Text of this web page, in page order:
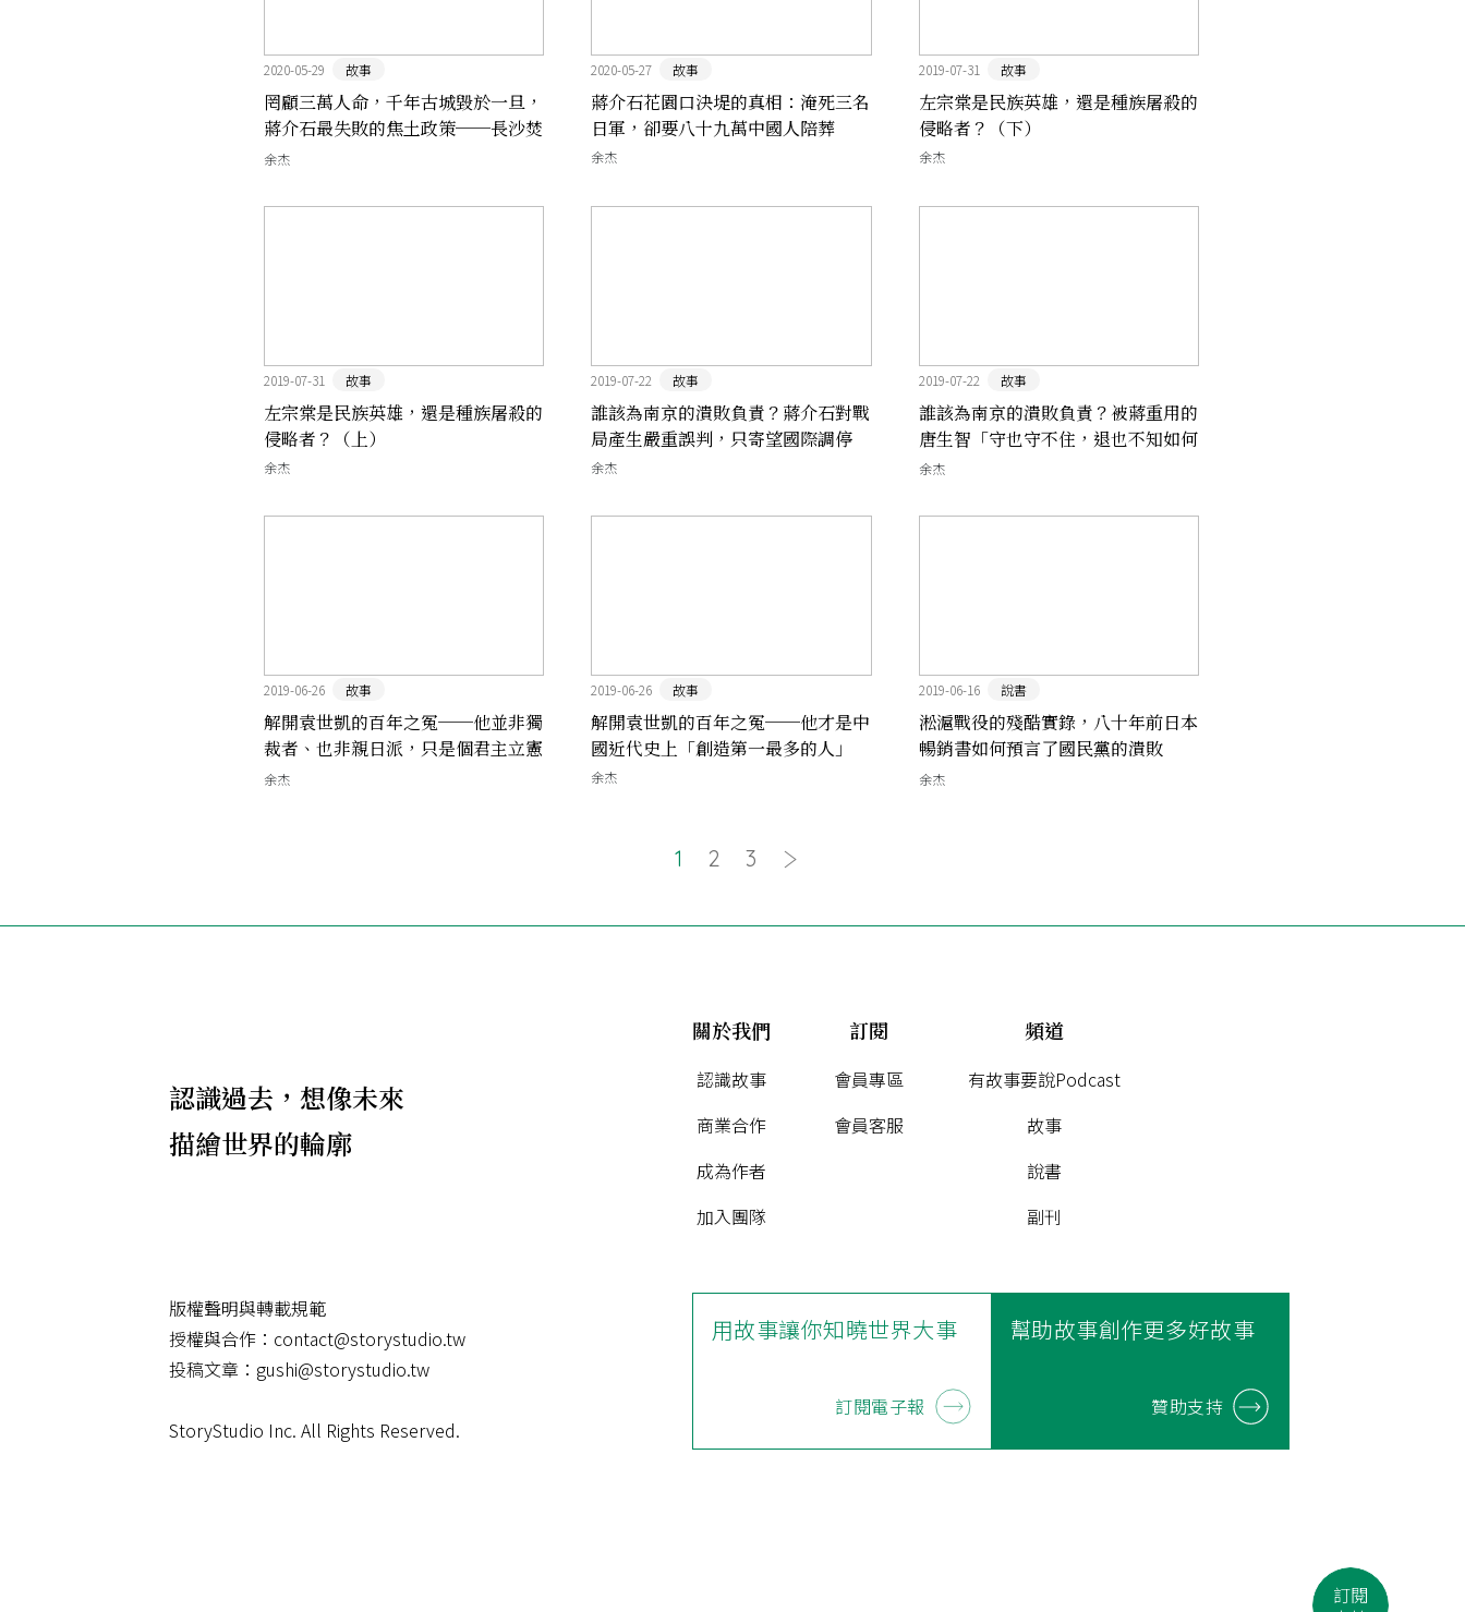
2020-05-29 故事
罔顧三萬人命，千年古城毀於一旦，
蔣介石最失敗的焦土政策──長沙焚
城
余杰
2020-05-27 故事
蔣介石花園口決堤的真相：淹死三名
日軍，卻要八十九萬中國人陪葬
余杰
2019-07-31 故事
左宗棠是民族英雄，還是種族屠殺的
侵略者？（下）
余杰
2019-07-31 故事
左宗棠是民族英雄，還是種族屠殺的
侵略者？（上）
余杰
2019-07-22 故事
誰該為南京的潰敗負責？蔣介石對戰
局產生嚴重誤判，只寄望國際調停
余杰
2019-07-22 故事
誰該為南京的潰敗負責？被蔣重用的
唐生智「守也守不住，退也不知如何
退」
余杰
2019-06-26 故事
解開袁世凱的百年之冤──他並非獨
裁者、也非親日派，只是個君主立憲
的失敗者
余杰
2019-06-26 故事
解開袁世凱的百年之冤──他才是中
國近代史上「創造第一最多的人」
余杰
2019-06-16 說書
淞滬戰役的殘酷實錄，八十年前日本
暢銷書如何預言了國民黨的潰敗
──《敗走千里》
余杰
1 2 3
訂閱
認識過去，想像未來
描繪世界的輪廓
關於我們
認識故事
商業合作
成為作者
加入團隊
訂閱
會員專區
會員客服
頻道
有故事要說Podcast
故事
說書
副刊
版權聲明與轉載規範
授權與合作： contact@storystudio.tw
投稿文章： gushi@storystudio.tw
StoryStudio Inc. All Rights Reserved.
用故事讓你知曉世界大事
訂閱電子報
幫助故事創作更多好故事
贊助支持